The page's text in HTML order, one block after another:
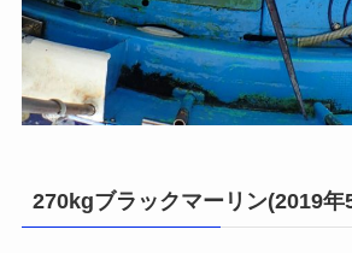
270kgブラックマーリン(2019年